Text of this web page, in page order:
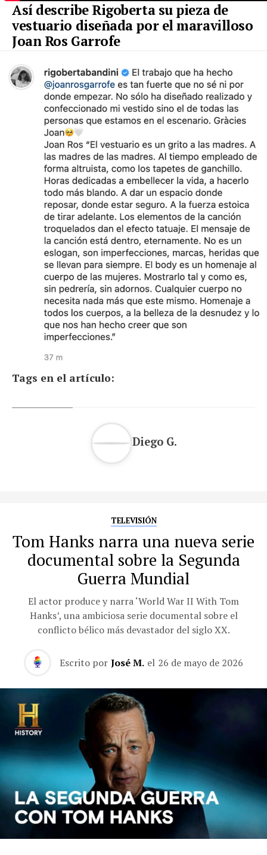
Así describe Rigoberta su pieza de
vestuario diseñada por el maravilloso
Joan Ros Garrofe
Tags en el artículo:
Diego G.
TELEVISIÓN
Tom Hanks narra una nueva serie
documental sobre la Segunda
Guerra Mundial
El actor produce y narra ‘World War II With Tom
Hanks’, una ambiciosa serie documental sobre el
conflicto bélico más devastador del siglo XX.
Escrito por José M. el 26 de mayo de 2026